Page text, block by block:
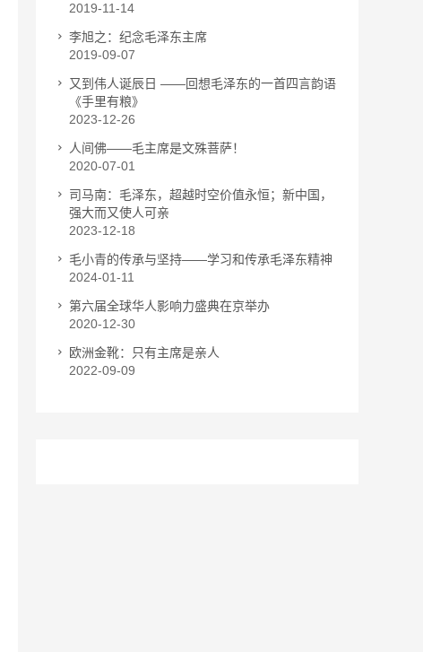
2019-11-14
李旭之：纪念毛泽东主席
2019-09-07
又到伟人诞辰日 ——回想毛泽东的一首四言韵语
《手里有粮》
2023-12-26
人间佛——毛主席是文殊菩萨！
2020-07-01
司马南：毛泽东，超越时空价值永恒；新中国，
强大而又使人可亲
2023-12-18
毛小青的传承与坚持——学习和传承毛泽东精神
2024-01-11
第六届全球华人影响力盛典在京举办
2020-12-30
欧洲金靴：只有主席是亲人
2022-09-09